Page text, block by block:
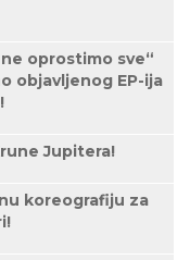
oprostimo sve“
objavljenog EP-ija
Jupitera!
koreografiju za